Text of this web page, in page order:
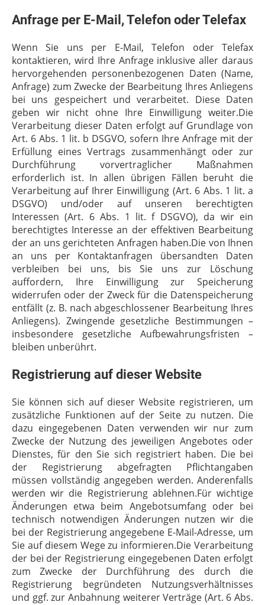
Anfrage per E-Mail, Telefon oder Telefax
Wenn Sie uns per E-Mail, Telefon oder Telefax
kontaktieren, wird Ihre Anfrage inklusive aller daraus
hervorgehenden personenbezogenen Daten (Name,
Anfrage) zum Zwecke der Bearbeitung Ihres Anliegens
bei uns gespeichert und verarbeitet. Diese Daten
geben wir nicht ohne Ihre Einwilligung weiter.Die
Verarbeitung dieser Daten erfolgt auf Grundlage von
Art. 6 Abs. 1 lit. b DSGVO, sofern Ihre Anfrage mit der
Erfüllung eines Vertrags zusammenhängt oder zur
Durchführung vorvertraglicher Maßnahmen
erforderlich ist. In allen übrigen Fällen beruht die
Verarbeitung auf Ihrer Einwilligung (Art. 6 Abs. 1 lit. a
DSGVO) und/oder auf unseren berechtigten
Interessen (Art. 6 Abs. 1 lit. f DSGVO), da wir ein
berechtigtes Interesse an der effektiven Bearbeitung
der an uns gerichteten Anfragen haben.Die von Ihnen
an uns per Kontaktanfragen übersandten Daten
verbleiben bei uns, bis Sie uns zur Löschung
auffordern, Ihre Einwilligung zur Speicherung
widerrufen oder der Zweck für die Datenspeicherung
entfällt (z. B. nach abgeschlossener Bearbeitung Ihres
Anliegens). Zwingende gesetzliche Bestimmungen –
insbesondere gesetzliche Aufbewahrungsfristen –
bleiben unberührt.
Registrierung auf dieser Website
Sie können sich auf dieser Website registrieren, um
zusätzliche Funktionen auf der Seite zu nutzen. Die
dazu eingegebenen Daten verwenden wir nur zum
Zwecke der Nutzung des jeweiligen Angebotes oder
Dienstes, für den Sie sich registriert haben. Die bei
der Registrierung abgefragten Pflichtangaben
müssen vollständig angegeben werden. Anderenfalls
werden wir die Registrierung ablehnen.Für wichtige
Änderungen etwa beim Angebotsumfang oder bei
technisch notwendigen Änderungen nutzen wir die
bei der Registrierung angegebene E-Mail-Adresse, um
Sie auf diesem Wege zu informieren.Die Verarbeitung
der bei der Registrierung eingegebenen Daten erfolgt
zum Zwecke der Durchführung des durch die
Registrierung begründeten Nutzungsverhältnisses
und ggf. zur Anbahnung weiterer Verträge (Art. 6 Abs.